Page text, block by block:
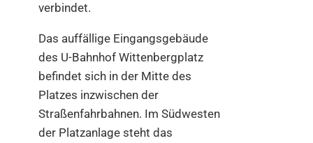
verbindet.
Das auffällige Eingangsgebäude
des U-Bahnhof Wittenbergplatz
befindet sich in der Mitte des
Platzes inzwischen der
Straßenfahrbahnen. Im Südwesten
der Platzanlage steht das